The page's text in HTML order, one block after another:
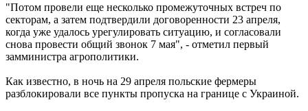
"Потом провели еще несколько промежуточных встреч по
секторам, а затем подтвердили договоренности 23 апреля,
когда уже удалось урегулировать ситуацию, и согласовали
снова провести общий звонок 7 мая", - отметил первый
замминистра агрополитики.
Как известно, в ночь на 29 апреля польские фермеры
разблокировали все пункты пропуска на границе с Украиной.